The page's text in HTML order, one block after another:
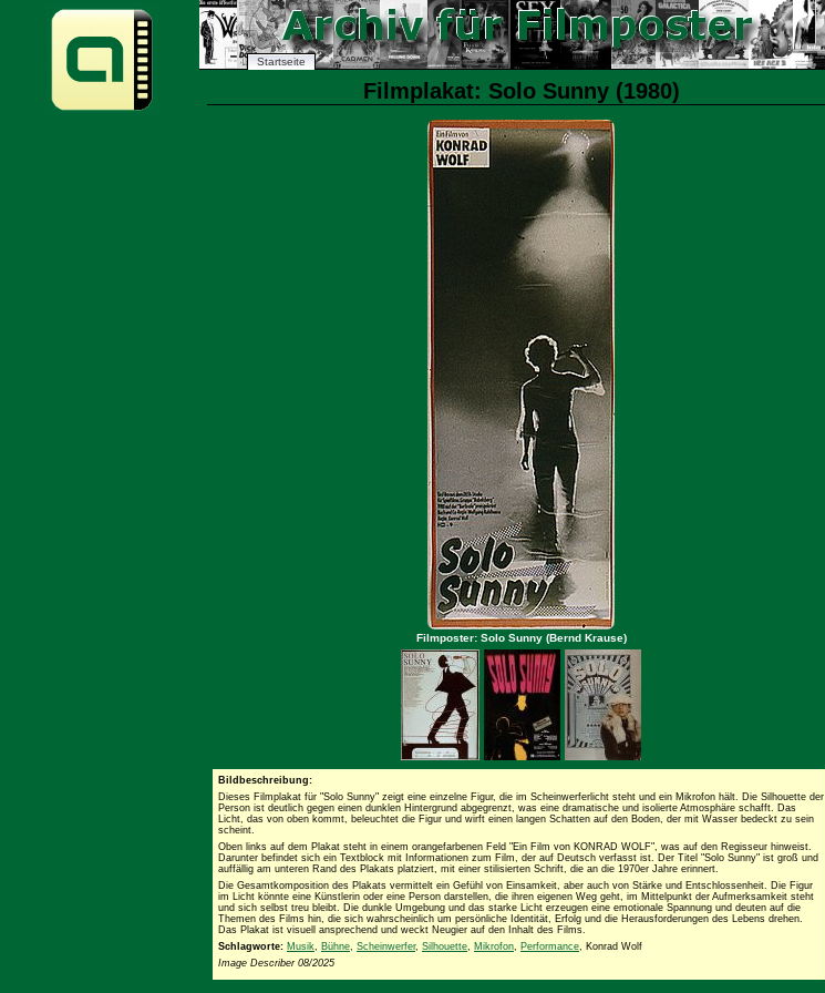
Startseite
Filmplakat: Solo Sunny (1980)
Filmposter: Solo Sunny (Bernd Krause)
Bildbeschreibung:
Dieses Filmplakat für "Solo Sunny" zeigt eine einzelne Figur, die im Scheinwerferlicht steht und ein Mikrofon hält. Die Silhouette der
Person ist deutlich gegen einen dunklen Hintergrund abgegrenzt, was eine dramatische und isolierte Atmosphäre schafft. Das
Licht, das von oben kommt, beleuchtet die Figur und wirft einen langen Schatten auf den Boden, der mit Wasser bedeckt zu sein
scheint.
Oben links auf dem Plakat steht in einem orangefarbenen Feld "Ein Film von KONRAD WOLF", was auf den Regisseur hinweist.
Darunter befindet sich ein Textblock mit Informationen zum Film, der auf Deutsch verfasst ist. Der Titel "Solo Sunny" ist groß und
auffällig am unteren Rand des Plakats platziert, mit einer stilisierten Schrift, die an die 1970er Jahre erinnert.
Die Gesamtkomposition des Plakats vermittelt ein Gefühl von Einsamkeit, aber auch von Stärke und Entschlossenheit. Die Figur
im Licht könnte eine Künstlerin oder eine Person darstellen, die ihren eigenen Weg geht, im Mittelpunkt der Aufmerksamkeit steht
und sich selbst treu bleibt. Die dunkle Umgebung und das starke Licht erzeugen eine emotionale Spannung und deuten auf die
Themen des Films hin, die sich wahrscheinlich um persönliche Identität, Erfolg und die Herausforderungen des Lebens drehen.
Das Plakat ist visuell ansprechend und weckt Neugier auf den Inhalt des Films.
Schlagworte: Musik, Bühne, Scheinwerfer, Silhouette, Mikrofon, Performance, Konrad Wolf
Image Describer 08/2025